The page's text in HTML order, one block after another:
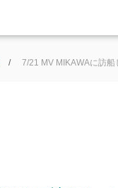
7/21 MV MIKAWAに訪船